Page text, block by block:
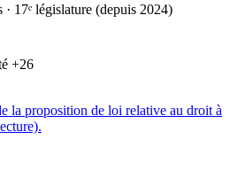
17ᵉ législature (depuis 2024)
+26
la proposition de loi relative au droit à